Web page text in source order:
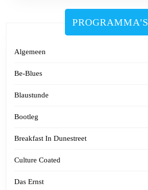
PROGRAMMA'S
Algemeen
Be-Blues
Blaustunde
Bootleg
Breakfast In Dunestreet
Culture Coated
Das Ernst